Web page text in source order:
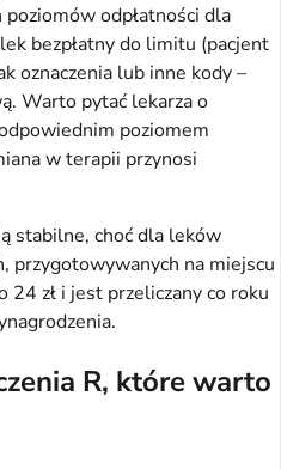
odpłatności dla
bezpłatny do limitu (pacjent
oznaczenia lub inne kody –
Warto pytać lekarza o
poziomem
w terapii przynosi
stabilne, choć dla leków
przygotowywanych na miejscu
24 zł i jest przeliczany co roku
R, które warto